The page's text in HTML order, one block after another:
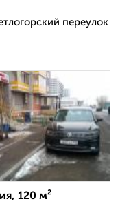
переулок
120 м²